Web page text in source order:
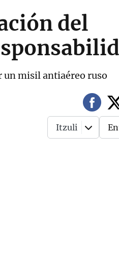
del
un misil antiaéreo ruso
Itzuli